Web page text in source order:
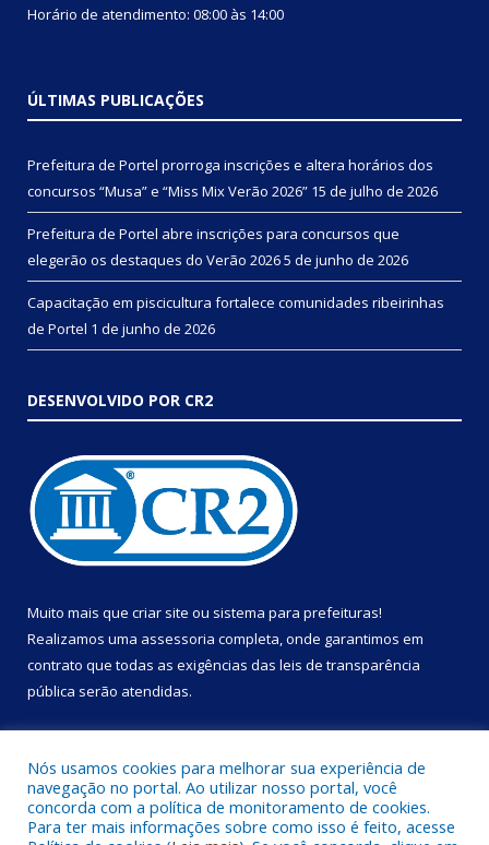
Horário de atendimento: 08:00 às 14:00
ÚLTIMAS PUBLICAÇÕES
Prefeitura de Portel prorroga inscrições e altera horários dos
concursos “Musa” e “Miss Mix Verão 2026” 15 de julho de 2026
Prefeitura de Portel abre inscrições para concursos que
elegerão os destaques do Verão 20265 de junho de 2026
Capacitação em piscicultura fortalece comunidades ribeirinhas
de Portel 1 de junho de 2026
DESENVOLVIDO POR CR2
Muito mais que criar site ou sistema para prefeituras!
Realizamos uma assessoria completa, onde garantimos em
contrato que todas as exigências das leis de transparência
pública serão atendidas.
Nós usamos cookies para melhorar sua experiência de
navegação no portal. Ao utilizar nosso portal, você
concorda com a política de monitoramento de cookies.
Para ter mais informações sobre como isso é feito, acesse